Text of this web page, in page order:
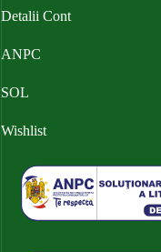
Detalii Cont
ANPC
SOL
Wishlist